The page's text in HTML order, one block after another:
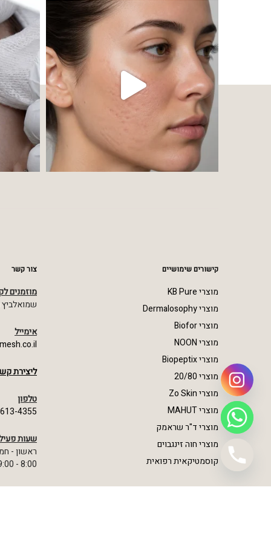
קישורים שימושיים
מוצרי KB Pure
מוצרי Dermalosophy
מוצרי Biofor
מוצרי NOON
מוצרי Biopeptix
מוצרי 20/80
מוצרי Zo Skin
מוצרי MAHUT
מוצרי ד"ר שראמק
מוצרי חוה זינגבוים
קוסמטיקאית רפואית
צור קשר
מוזמנים
שמואלביץ מרדכי
אימייל
ליצירת
טלפון
4355
שעות
ראשון -
8:00 - 19:00